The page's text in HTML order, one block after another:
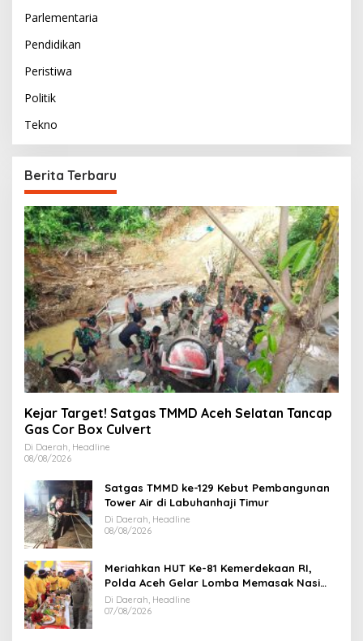
Parlementaria
Pendidikan
Peristiwa
Politik
Tekno
Berita Terbaru
Kejar Target! Satgas TMMD Aceh Selatan Tancap
Gas Cor Box Culvert
Di Daerah, Headline
08/08/2026
Satgas TMMD ke-129 Kebut Pembangunan
Tower Air di Labuhanhaji Timur
Di Daerah, Headline
08/08/2026
Meriahkan HUT Ke-81 Kemerdekaan RI,
Polda Aceh Gelar Lomba Memasak Nasi
Goreng dan Aneka Minuman
Di Daerah, Headline
07/08/2026